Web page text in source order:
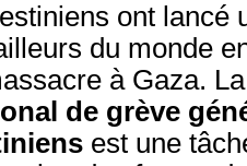
ont lancé
du monde
à Gaza.
de grève
est une